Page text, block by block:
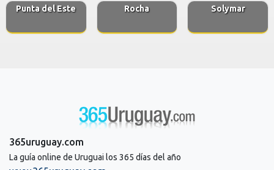
Punta del Este Rocha Solymar
365uruguay.com
La guía online de Uruguai los 365 días del año